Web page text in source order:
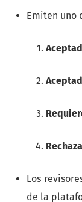
Emiten uno
Los
de la